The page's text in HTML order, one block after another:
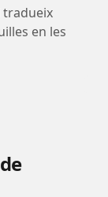
tradueix
en les